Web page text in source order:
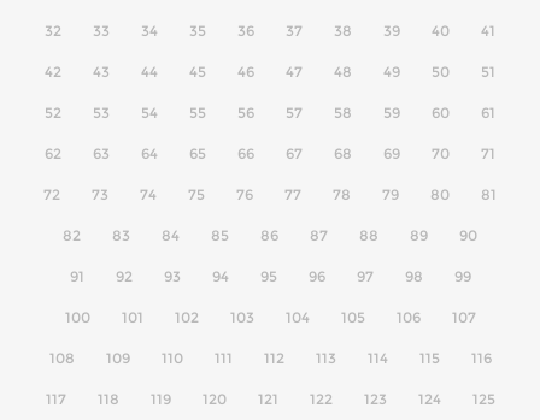
32 33 34 35 36 37 38 39 40 41
42 43 44 45 46 47 48 49 50 51
52 53 54 55 56 57 58 59 60 61
62 63 64 65 66 67 68 69 70 71
72 73 74 75 76 77 78 79 80 81
82 83 84 85 86 87 88 89 90
91 92 93 94 95 96 97 98 99
100 101 102 103 104 105 106 107
108 109 110 111 112 113 114 115 116
117 118 119 120 121 122 123 124 125